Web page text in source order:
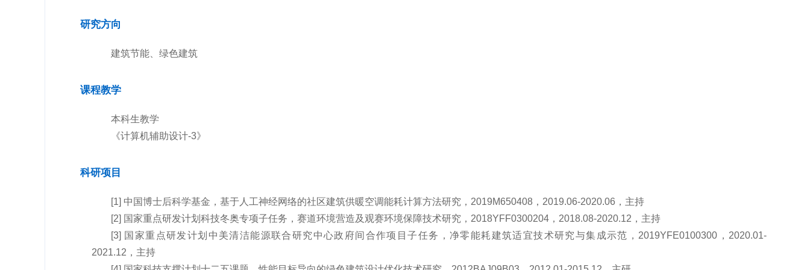
研究方向
建筑节能、绿色建筑
课程教学
本科生教学
《计算机辅助设计-3》
科研项目
[1] 中国博士后科学基金，基于人工神经网络的社区建筑供暖空调能耗计算方法研究，2019M650408，2019.06-2020.06，主持
[2] 国家重点研发计划科技冬奥专项子任务，赛道环境营造及观赛环境保障技术研究，2018YFF0300204，2018.08-2020.12，主持
[3] 国家重点研发计划中美清洁能源联合研究中心政府间合作项目子任务，净零能耗建筑适宜技术研究与集成示范，2019YFE0100300，2020.01-
2021.12，主持